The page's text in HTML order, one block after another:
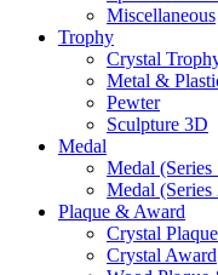
Miscellaneous
Trophy
Crystal
Metal &
Pewter
Sculpture 3D
Medal
Medal (Series
Medal (Series
Plaque & Award
Crystal Plaque
Crystal Award